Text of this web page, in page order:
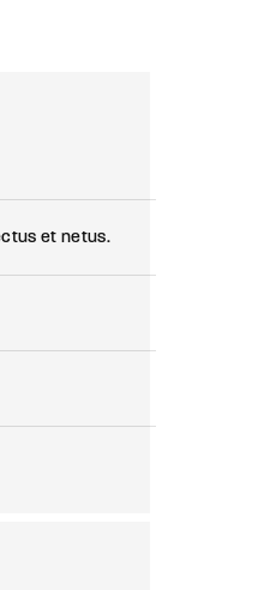
et netus.